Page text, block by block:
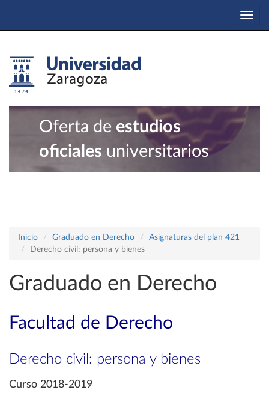
Oferta de estudios
oficiales universitarios
Inicio Graduado en Derecho
Asignaturas del plan 421
Derecho civil: persona y bienes
Graduado en Derecho
Facultad de Derecho
Derecho civil: persona y bienes
Curso 2018-2019